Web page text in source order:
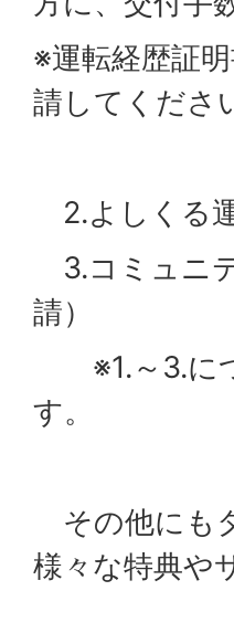
※運転経歴証
請してくださ
2.よしくる
3.コミュニ
請）
※1.～3.につ
す。
その他にも
様々な特典や